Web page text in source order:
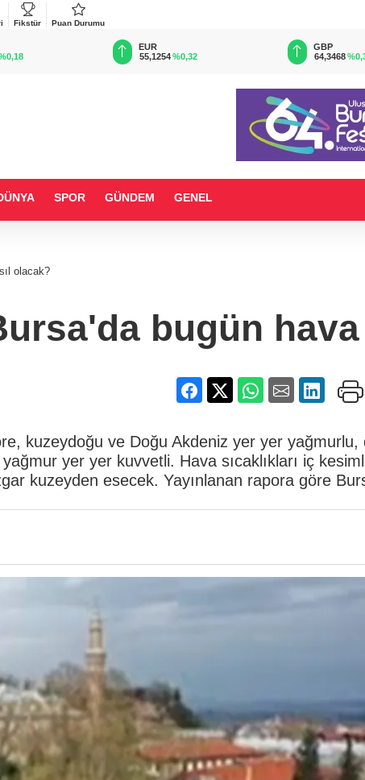
Fikstür Puan Durumu
EUR
55,1254%0,32
GBP
64,3468
SPOR GÜNDEM GENEL
olacak?
bugün
kuzeydoğu ve Doğu Akdeniz yer yer yağmurlu,
yer yer kuvvetli. Hava sıcaklıkları iç
kuzeyden esecek. Yayınlanan rapora göre